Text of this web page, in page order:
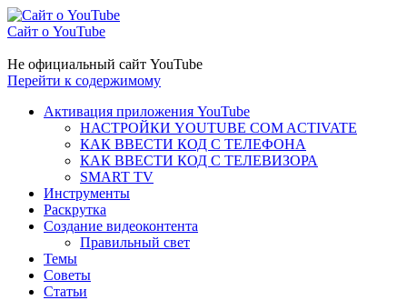
Сайт о YouTube
Не официальный сайт YouTube
Перейти к содержимому
Активация приложения YouTube
НАСТРОЙКИ YOUTUBE COM ACTIVATE
КАК ВВЕСТИ КОД С ТЕЛЕФОНА
КАК ВВЕСТИ КОД С ТЕЛЕВИЗОРА
SMART TV
Инструменты
Раскрутка
Создание видеоконтента
Правильный свет
Темы
Советы
Статьи